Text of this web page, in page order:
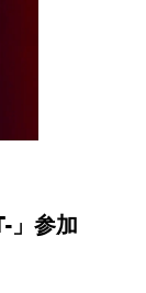
」参加